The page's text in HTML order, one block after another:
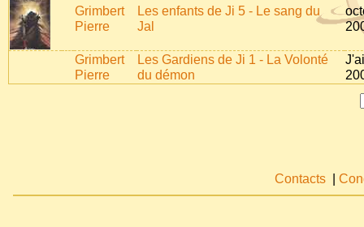
Grimbert
Pierre
Les enfants de Ji 5 - Le sang du
Jal
Grimbert
Pierre
Les Gardiens de Ji 1 - La Volonté
du démon
Contacts |